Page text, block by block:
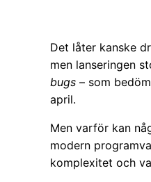
Det låter kanske
men lanseringen
bugs – som
april.
Men varför kan
modern
komplexitet och